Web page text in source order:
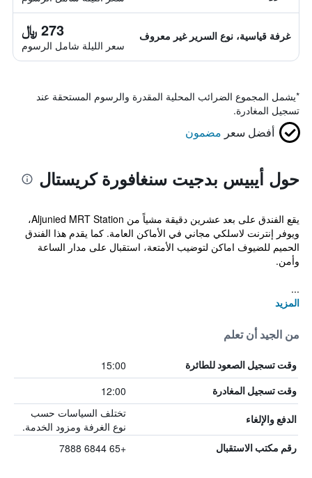
غرفة قياسية، نوع السرير غير معروف 273 ﷼
سعر الليلة شامل الرسوم
*يشمل المجموع الضرائب المحلية المقدرة والرسوم المستحقة عند
تسجيل المغادرة.
أفضل سعر مضمون
حول أيبيس بدجيت سنغافورة كريستال
يقع الفندق على بعد عشرين دقيقة مشياً من Aljunied MRT Station،
ويوفر إنترنت لاسلكي مجاني في الأماكن العامة. كما يقدم هذا الفندق
الحميم للضيوف اماكن لتوضيب الأمتعة، استقبال على مدار الساعة
وأمن.
...
المزيد
من الجيد أن تعلم
وقت تسجيل الصعود للطائرة 15:00
وقت تسجيل المغادرة 12:00
الدفع والإلغاء
تختلف السياسات حسب
نوع الغرفة ومزود الخدمة.
رقم مكتب الاستقبال +65 6844 7888